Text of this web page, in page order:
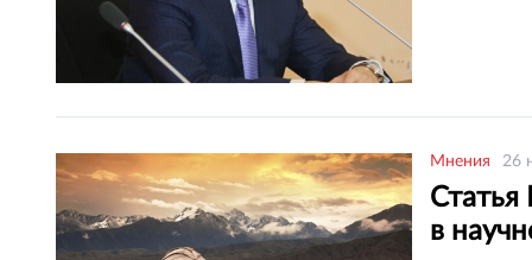
Мнения 26
Статья
в